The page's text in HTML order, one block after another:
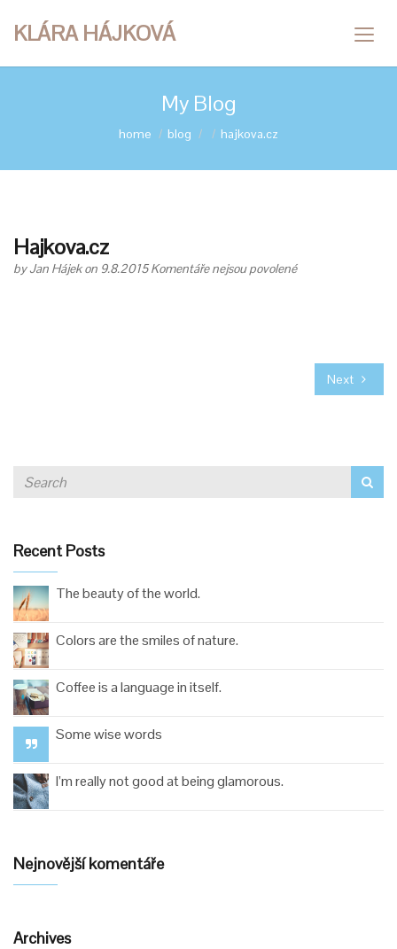
KLÁRA HÁJKOVÁ
My Blog
home blog hajkova.cz
Hajkova.cz
byJan Hájekon 9.8.2015Komentáře nejsou povolenéu
Next
Recent Posts
The beauty of the world.
Colors are the smiles of nature.
Coffee is a language in itself.
Some wise words
I’m really not good at being glamorous.
Nejnovější komentáře
Archives